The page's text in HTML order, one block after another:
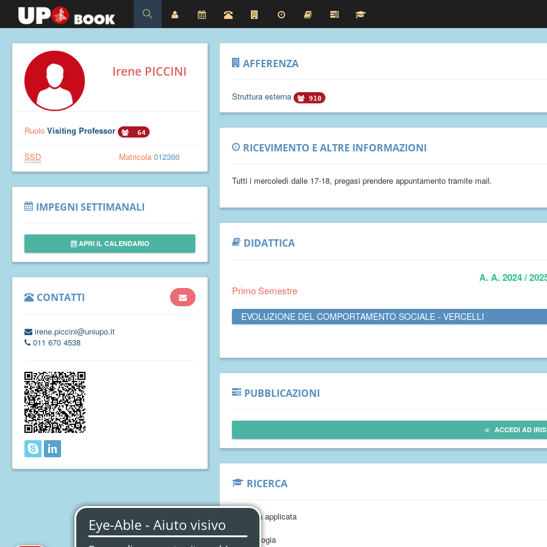
Irene PICCINI
Ruolo Visiting Professor 64
SSD Matricola 012360
IMPEGNI SETTIMANALI
APRI IL CALENDARIO
CONTATTI
irene.piccini@uniupo.it
011 670 4538
AFFERENZA
Struttura esterna 910
RICEVIMENTO E ALTRE INFORMAZIONI
Tutti i mercoledì dalle 17-18, pregasi prendere appuntamento tramite mail.
DIDATTICA
A. A. 2024 /
Primo Semestre
EVOLUZIONE DEL COMPORTAMENTO SOCIALE - VERCELLI
PUBBLICAZIONI
ACCEDI AD IRIS
RICERCA
Ecologia applicata
Entomologia